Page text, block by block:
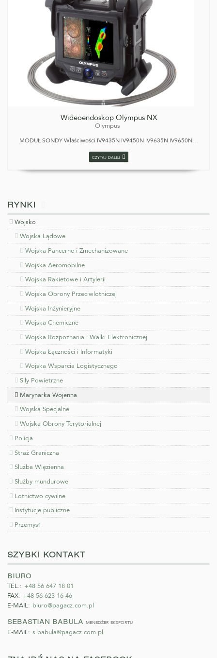
Wideoendoskop Olympus NX
Olympus
MODUŁ SONDY Właściwości IV9435N IV9450N IV9635N IV9650N…
czytaj dalej
w
dziale
rynki
Wojsko
Wojska Lądowe
Wojska Pancerne i Zmechanizowane
Wojska Aeromobilne
Wojska Rakietowe i Artylerii
Wojska Obrony Przeciwlotniczej
Wojska Inżynieryjne
Wojska Chemiczne
Wojska Rozpoznania i Walki Elektronicznej
Wojska Łączności i Informatyki
Wojska Wsparcia Logistycznego
Siły Powietrzne
Marynarka Wojenna
Wojska Specjalne
Wojska Obrony Terytorialnej
Policja
Straż Graniczna
Służba Więzienna
Służby mundurowe
Lotnictwo cywilne
Instytucje publiczne
Przemysł
szybki kontakt
biuro
TEL.: +48 56 647 18 01
FAX: +48 56 623 16 46
E-MAIL: biuro@pagacz.com.pl
sebastian babula menedżer eksportu
E-MAIL: s.babula@pagacz.com.pl